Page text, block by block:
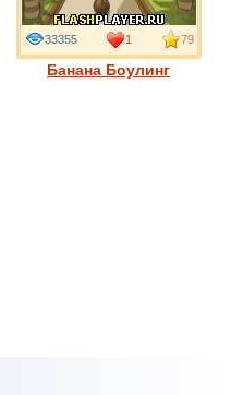
Банана Боулинг
33355 1 79